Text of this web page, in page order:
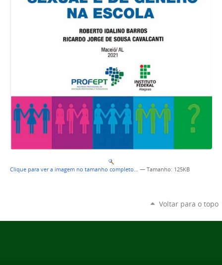
Clique para ver a imagem no tamanho completo… — Tamanho: 125KB
Voltar para o topo